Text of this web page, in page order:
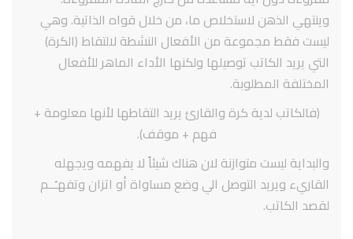
وينتهي الذهن لاستخلاص ما، من خلال قواه الذاتية. وهي
ليست فقط مجموعة من الأفعال النشطة لالتقاط (الكرة)
التي يريد الكاتب توصيلها ولكنها الأداء الماهر للأفعال
المختلفة المطلوبة.
(فالكاتب لدية كرة والقارئ يريد التقاطها لأنها معلومة +
فهم + موقف).
والبداية ليست متوازنة لان هناك شيئاً لا يفهمه ويجهله
القاريء ويريد التوصل الي وضع مساواة أو اتزان وتفهـُــم
لقصد الكاتب.